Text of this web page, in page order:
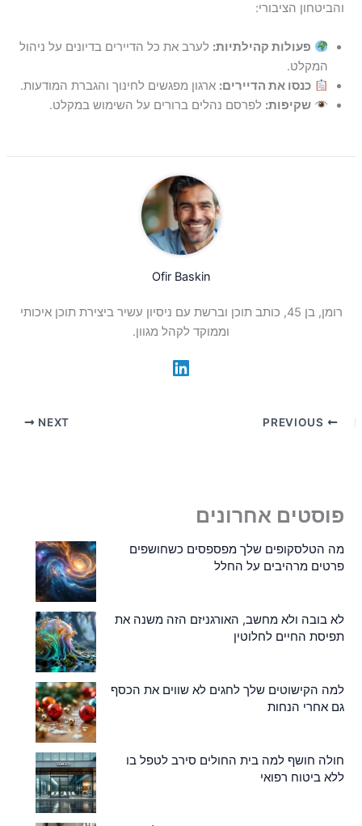
והביטחון הציבורי:
פעולות קהילתיות: לערב את כל הדיירים בדיונים על ניהול
המקלט.
כנסו את הדיירים: ארגון מפגשים לחינוך והגברת המודעות.
שקיפות: לפרסם נהלים ברורים על השימוש במקלט.
Ofir Baskin
רומן, בן 45, כותב תוכן וברשת עם ניסיון עשיר ביצירת תוכן איכותי
וממוקד לקהל מגוון.
NEXT
פוסטים אחרונים
מה הטלסקופים שלך מפספסים כשחושפים
פרטים מרהיבים על החלל
לא בובה ולא מחשב, האורגניזם הזה משנה את
תפיסת החיים לחלוטין
למה הקישוטים שלך לחגים לא שווים את הכסף
גם אחרי הנחות
חולה חושף למה בית החולים סירב לטפל בו
ללא ביטוח רפואי